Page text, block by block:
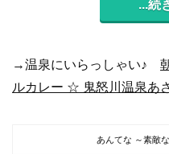
...続
→温泉にいらっしゃい♪
ルカレー ☆ 鬼怒川温泉あ
あんてな ～素敵